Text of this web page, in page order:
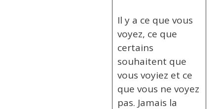
Il y a ce que vous
voyez, ce que
certains
souhaitent que
vous voyiez et ce
que vous ne voyez
pas. Jamais la